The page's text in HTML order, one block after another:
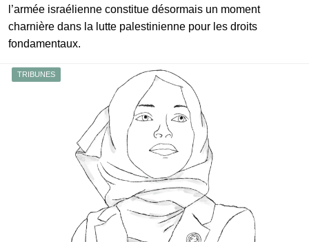
l’armée israélienne constitue désormais un moment
charnière dans la lutte palestinienne pour les droits
fondamentaux.
TRIBUNES